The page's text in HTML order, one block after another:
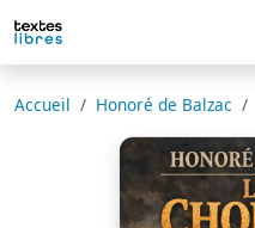
Accueil Honoré de Balzac